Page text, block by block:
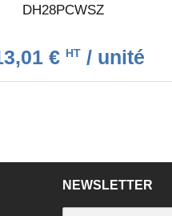
DH28PCWSZ
€ HT / unité
NEWSLETTER